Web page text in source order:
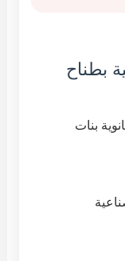
بطناح
بنات